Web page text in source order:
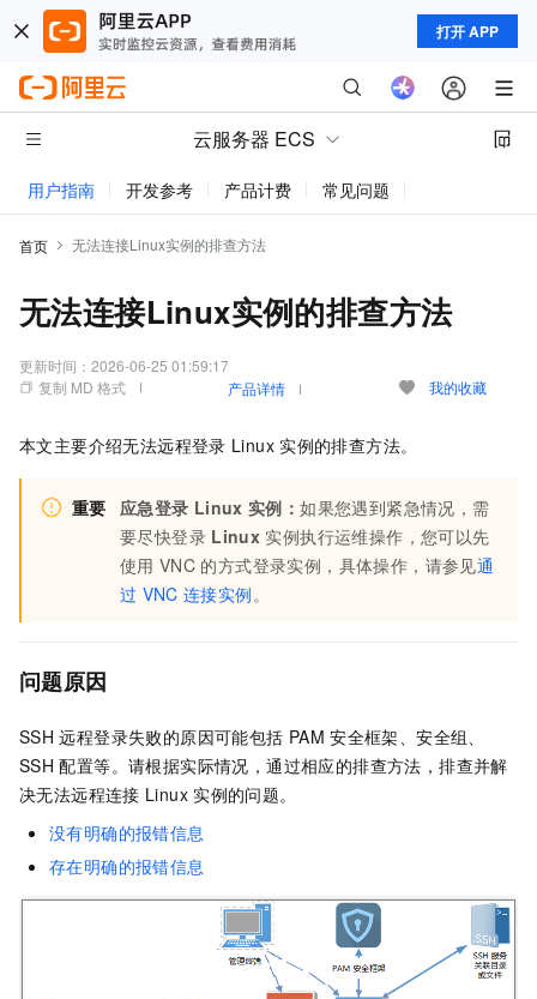
打开 APP
云服务器 ECS
用户指南 开发参考 产品计费 常见问题
首页 无法连接Linux实例的排查方法
无法连接Linux实例的排查方法
更新时间： 2026-06-25 01:59:17
复制 MD 格式
产品详情 我的收藏
本文主要介绍无法远程登录 Linux 实例的排查方法。
重要 应急登录 Linux 实例：如果您遇到紧急情况，需
要尽快登录 Linux 实例执行运维操作，您可以先
使用 VNC 的方式登录实例，具体操作，请参见通
过 VNC 连接实例。
问题原因
SSH 远程登录失败的原因可能包括 PAM 安全框架、安全组、
SSH 配置等。请根据实际情况，通过相应的排查方法，排查并解
决无法远程连接 Linux 实例的问题。
没有明确的报错信息
存在明确的报错信息